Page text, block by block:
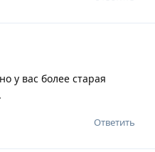
у вас более старая
Ответить